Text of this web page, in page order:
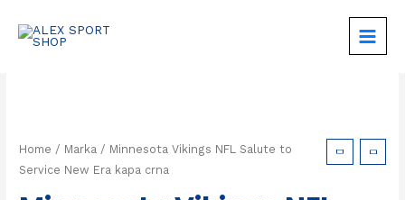
Home / Marka / Minnesota Vikings NFL Salute to
Service New Era kapa crna